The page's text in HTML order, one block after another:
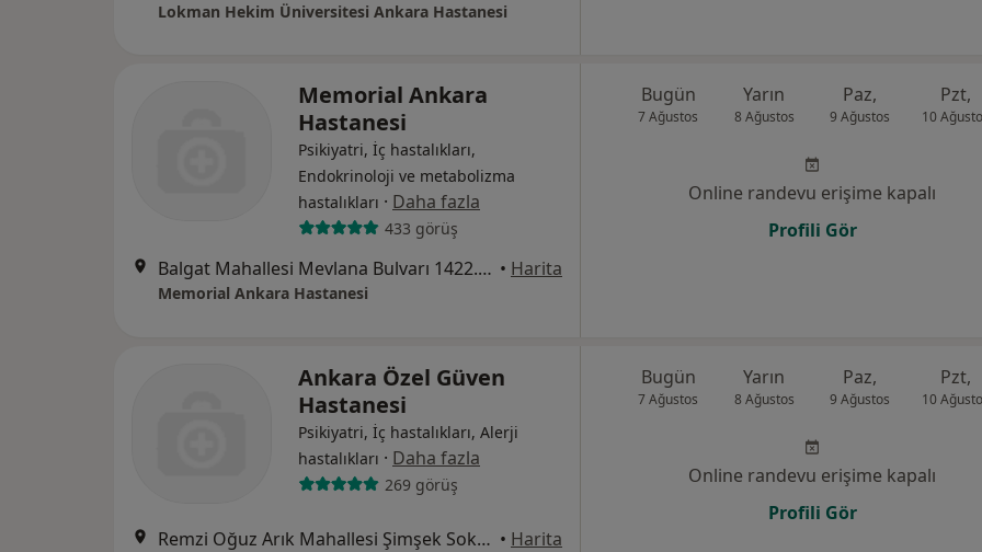
Lokman Hekim Üniversitesi Ankara Hastanesi
Memorial Ankara
Hastanesi
Psikiyatri, İç hastalıkları,
Endokrinoloji ve metabolizma
hastalıkları · Daha fazla
433 görüş
Balgat Mahallesi Mevlana Bulvarı 1422.Sokak No:4, Çankaya • Harita
Memorial Ankara Hastanesi
Bugün
7 Ağustos
Yarın
8 Ağustos
Paz,
9 Ağustos
Pzt,
10
Online randevu erişime kapalı
Profili Gör
Ankara Özel Güven
Hastanesi
Psikiyatri, İç hastalıkları, Alerji
hastalıkları · Daha fazla
269 görüş
Remzi Oğuz Arık Mahallesi Şimşek Sokak No:29 Kavaklıdere, Çankaya • Harita
Bugün
7 Ağustos
Yarın
8 Ağustos
Paz,
9 Ağustos
Pzt,
10
Online randevu erişime kapalı
Profili Gör